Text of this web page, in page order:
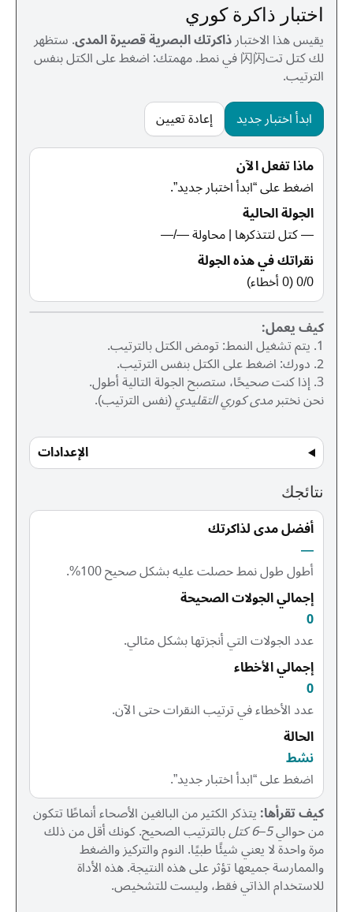
اختبار ذاكرة كوري
يقيس هذا الاختبارذاكرتك البصرية قصيرة المدى. ستظهر
لك كتل تت闪闪 في نمط. مهمتك: اضغط على الكتل بنفس
الترتيب.
ابدأ اختبار جديد
إعادة تعيين
ماذا تفعل الآن
اضغط على “ابدأ اختبار جديد”.
الجولة الحالية
—كتل لتتذكرها | محاولة—
/
—
نقراتك في هذه الجولة
0/0
(
0أخطاء)
كيف يعمل:
1. يتم تشغيل النمط: تومض الكتل بالترتيب.
2. دورك: اضغط على الكتل بنفس الترتيب.
3. إذا كنت صحيحًا، ستصبح الجولة التالية أطول.
نحن نختبرمدى كوري التقليدي(نفس الترتيب).
الإعدادات
نتائجك
أفضل مدى لذاكرتك
—
أطول طول نمط حصلت عليه بشكل صحيح 100%.
إجمالي الجولات الصحيحة
0
عدد الجولات التي أنجزتها بشكل مثالي.
إجمالي الأخطاء
0
عدد الأخطاء في ترتيب النقرات حتى الآن.
الحالة
نشط
اضغط على “ابدأ اختبار جديد”.
كيف تقرأها:يتذكر الكثير من البالغين الأصحاء أنماطًا تتكون
من حوالي5–6 كتل بالترتيب الصحيح. كونك أقل من ذلك
مرة واحدة لا يعني شيئًا طبيًا. النوم والتركيز والضغط
والممارسة جميعها تؤثر على هذه النتيجة. هذه الأداة
للاستخدام الذاتي فقط، وليست للتشخيص.